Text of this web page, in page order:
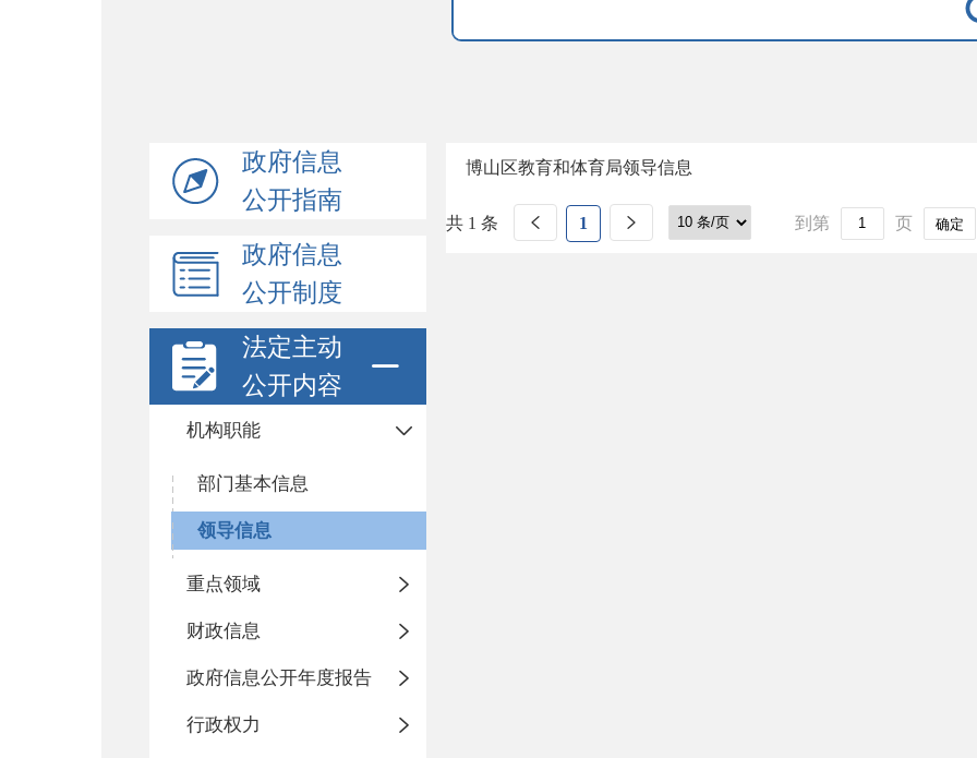
政府信息
公开指南
政府信息
公开制度
法定主动
公开内容
机构职能
部门基本信息
领导信息
重点领域
财政信息
政府信息公开年度报告
行政权力
博山区教育和体育局领导信息
共 1 条 1 到第 页 确定